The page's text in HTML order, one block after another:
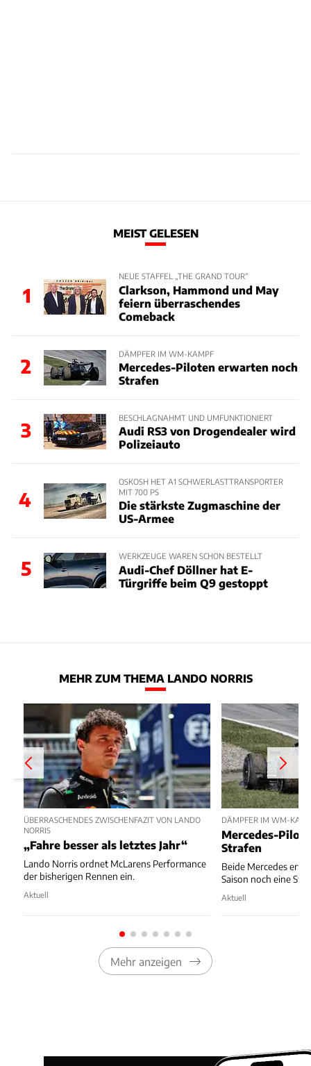
MEIST GELESEN
1
NEUE STAFFEL „THE GRAND TOUR“
Clarkson, Hammond und May
feiern überraschendes
Comeback
2
DÄMPFER IM WM-KAMPF
Mercedes-Piloten erwarten noch
Strafen
3
BESCHLAGNAHMT UND UMFUNKTIONIERT
Audi RS3 von Drogendealer wird
Polizeiauto
4
OSKOSH HET A1 SCHWERLASTTRANSPORTER
MIT 700 PS
Die stärkste Zugmaschine der
US-Armee
5
WERKZEUGE WAREN SCHON BESTELLT
Audi-Chef Döllner hat E-
Türgriffe beim Q9 gestoppt
MEHR ZUM THEMA LANDO NORRIS
ÜBERRASCHENDES ZWISCHENFAZIT VON LANDO
NORRIS
„Fahre besser als letztes Jahr“
Lando Norris ordnet McLarens Performance
der bisherigen Rennen ein.
Aktuell
DÄMPFER IM WM-
Mercedes-
Strafen
Beide Mercedes
Saison noch eine
Aktuell
Mehr anzeigen